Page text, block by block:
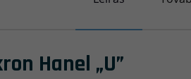
Hanel „U”